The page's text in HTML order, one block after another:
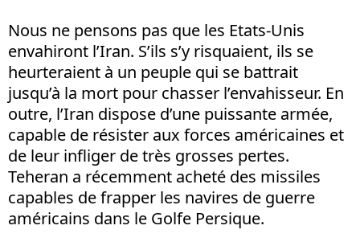
Nous ne pensons pas que les Etats-Unis
envahiront l’Iran. S’ils s’y risquaient, ils se
heurteraient à un peuple qui se battrait
jusqu’à la mort pour chasser l’envahisseur. En
outre, l’Iran dispose d’une puissante armée,
capable de résister aux forces américaines et
de leur infliger de très grosses pertes.
Teheran a récemment acheté des missiles
capables de frapper les navires de guerre
américains dans le Golfe Persique.